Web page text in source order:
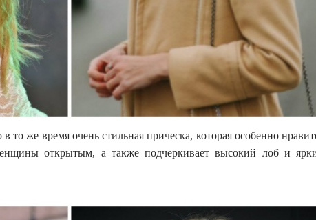
же время очень стильная прическа, которая особенно
открытым, а также подчеркивает высокий лоб и